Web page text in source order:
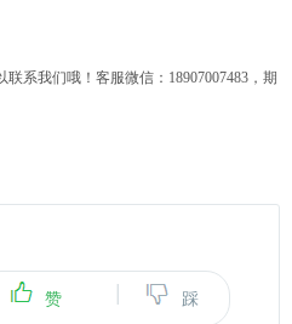
系我们哦！客服微信：18907007483，期
赞 踩